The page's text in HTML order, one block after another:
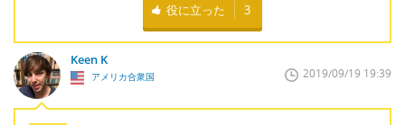
役に立った 3
Keen K
アメリカ合衆国 2019/09/19 19:39